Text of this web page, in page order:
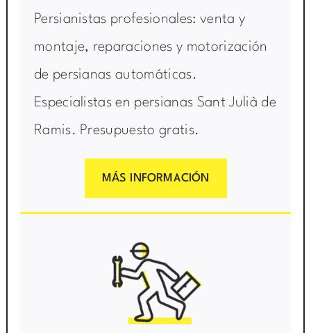
Persianistas profesionales: venta y
montaje, reparaciones y motorización
de persianas automáticas.
Especialistas en persianas Sant Julià de
Ramis. Presupuesto gratis.
MÁS INFORMACIÓN